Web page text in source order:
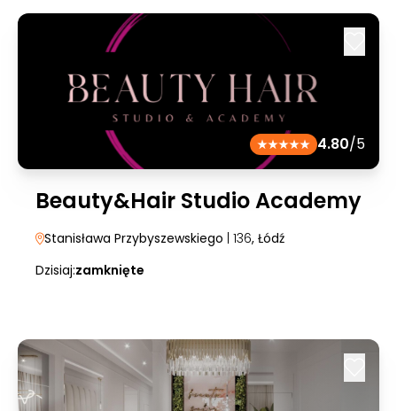
4.80/5
Beauty&Hair Studio Academy
Stanisława Przybyszewskiego | 136, Łódź
Dzisiaj:zamknięte